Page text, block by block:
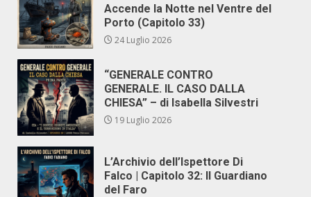
Accende la Notte nel Ventre del
Porto (Capitolo 33)
24 Luglio 2026
“GENERALE CONTRO
GENERALE. IL CASO DALLA
CHIESA” – di Isabella Silvestri
19 Luglio 2026
L’Archivio dell’Ispettore Di
Falco | Capitolo 32: Il Guardiano
del Faro